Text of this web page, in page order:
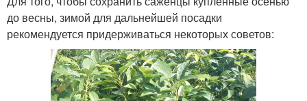
до весны, зимой для дальнейшей посадки
рекомендуется придерживаться некоторых советов: